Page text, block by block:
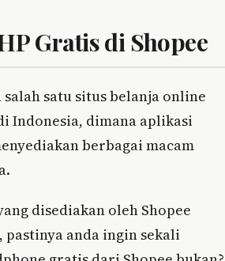
Gratis di Shopee
satu situs belanja online
Indonesia, dimana aplikasi
berbagai macam
disediakan oleh Shopee
pastinya anda ingin sekali